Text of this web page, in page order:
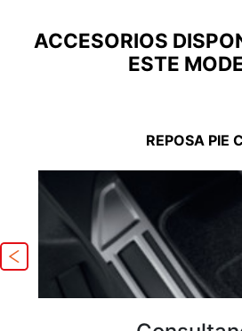
ACCESORIOS
ESTE
REPOSA PIE